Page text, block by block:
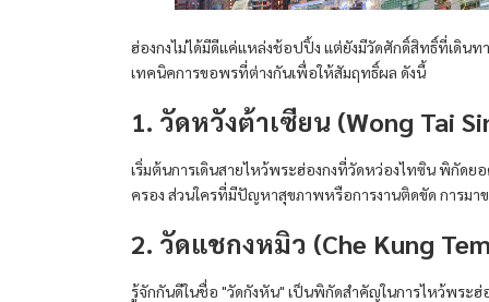
ฮ่องกงไม่ได้มีดีแค่แหล่งช้อปปิ้ง แต่ยังมีวัดศักดิ์สิทธิ์ที่เดิน
เทคนิคการขอพรที่ต่างกันเพื่อให้สัมฤทธิ์ผล ดังนี้
1. วัดหวังต้าเซียน (Wong Tai
เริ่มต้นการเดินสายไหว้พระฮ่องกงที่วัดหว่องไทซิน พิกัด
ครอง ส่วนใครที่มีปัญหาสุขภาพหรือการงานติดขัด การม
2. วัดแชกงหมิว (Che Kung
รู้จักกันดีในชื่อ "วัดกังหัน" เป็นพิกัดสำคัญในการไหว้พระ